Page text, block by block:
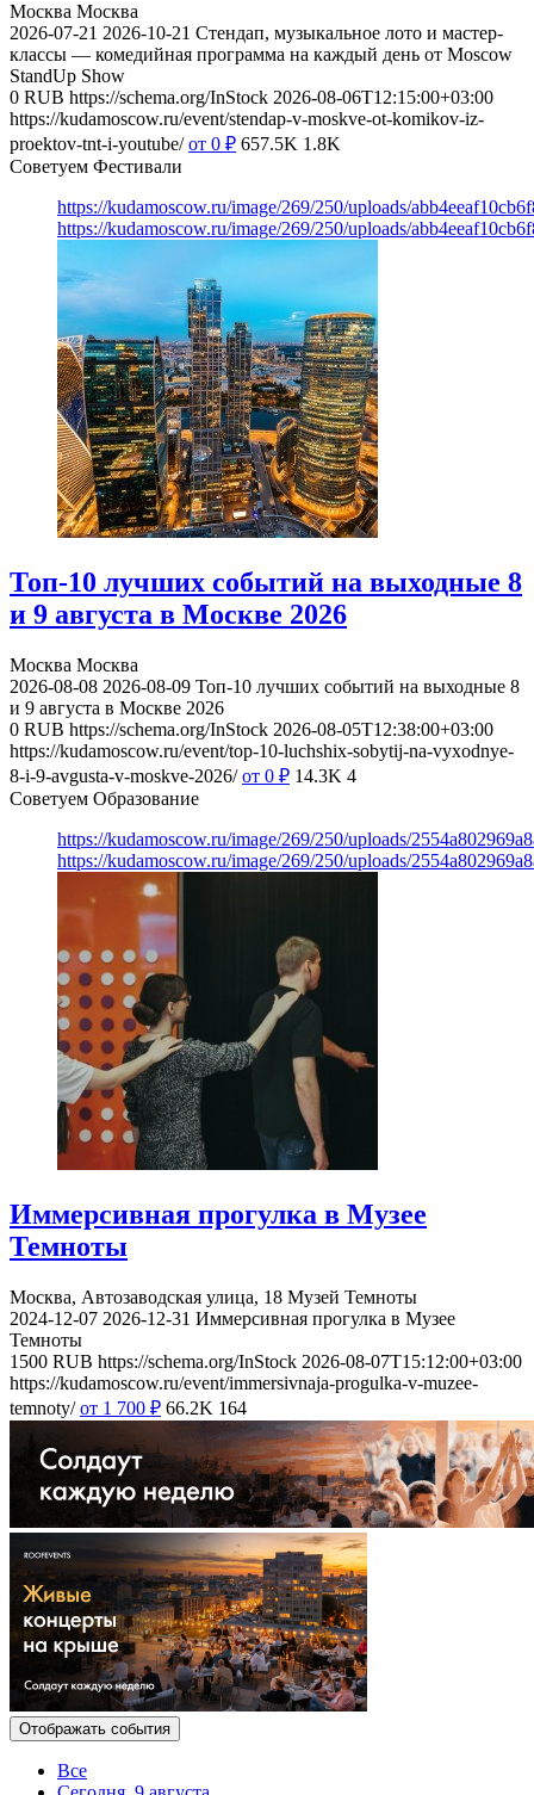
Москва Москва
2026-07-21 2026-10-21 Стендап, музыкальное лото и мастер-
классы — комедийная программа на каждый день от Moscow
StandUp Show
0 RUB https://schema.org/InStock 2026-08-06T12:15:00+03:00
https://kudamoscow.ru/event/stendap-v-moskve-ot-komikov-iz-
proektov-tnt-i-youtube/ от 0 ₽ 657.5K 1.8K
Советуем Фестивали
https://kudamoscow.ru/image/269/250/uploads/
https://kudamoscow.ru/image/269/250/uploads/
Топ-10 лучших событий на выходные 8
и 9 августа в Москве 2026
Москва Москва
2026-08-08 2026-08-09 Топ-10 лучших событий на выходные 8
и 9 августа в Москве 2026
0 RUB https://schema.org/InStock 2026-08-05T12:38:00+03:00
https://kudamoscow.ru/event/top-10-luchshix-sobytij-na-vyxodnye-
8-i-9-avgusta-v-moskve-2026/ от 0 ₽ 14.3K 4
Советуем Образование
https://kudamoscow.ru/image/269/250/uploads/
https://kudamoscow.ru/image/269/250/uploads/
Иммерсивная прогулка в Музее
Темноты
Москва, Автозаводская улица, 18 Музей Темноты
2024-12-07 2026-12-31 Иммерсивная прогулка в Музее
Темноты
1500 RUB https://schema.org/InStock 2026-08-07T15:12:00+03:00
https://kudamoscow.ru/event/immersivnaja-progulka-v-muzee-
temnoty/ от 1 700 ₽ 66.2K 164
Отображать события
Все